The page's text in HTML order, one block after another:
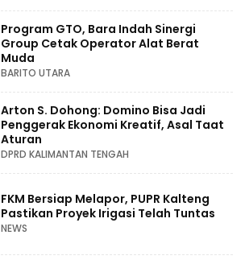
Program GTO, Bara Indah Sinergi
Group Cetak Operator Alat Berat
Muda
BARITO UTARA
Arton S. Dohong: Domino Bisa Jadi
Penggerak Ekonomi Kreatif, Asal Taat
Aturan
DPRD KALIMANTAN TENGAH
FKM Bersiap Melapor, PUPR Kalteng
Pastikan Proyek Irigasi Telah Tuntas
NEWS